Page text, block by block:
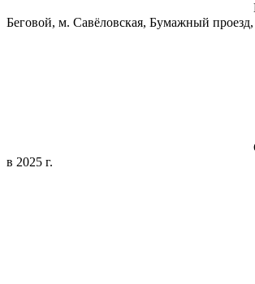
Беговой, м. Савёловская, Бумажный проезд,
в 2025 г.